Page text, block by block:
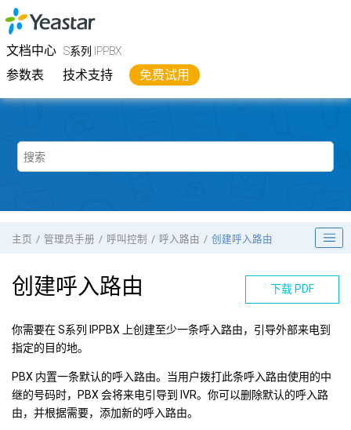
跳转到主要内容
文档中心 S系列 IPPBX
参数表 技术支持 免费试用
YeastarS系列 IPPBX
主页 管理员手册 呼叫控制 呼入路由 创建呼入路由
下载 PDF
创建呼入路由
你需要在S系列 IPPBX
上创建至少一条呼入路由，引导外部来电到
指定的目的地。
PBX 内置一条默认的呼入路由。当用户拨打此条呼入路由使用的中
继的号码时，PBX 会将来电引导到 IVR。你可以删除默认的呼入路
由，并根据需要，添加新的呼入路由。